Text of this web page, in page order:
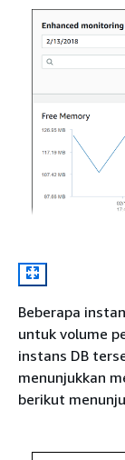
Beberapa
untuk volume
instans DB
menunjukkan
berikut